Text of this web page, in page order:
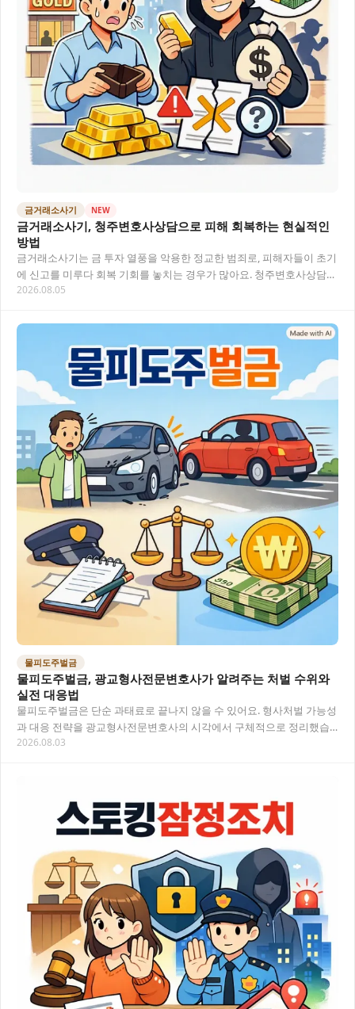
금거래소사기 NEW
금거래소사기, 청주변호사상담으로 피해 회복하는 현실적인
방법
금거래소사기는 금 투자 열풍을 악용한 정교한 범죄로, 피해자들이 초기
에 신고를 미루다 회복 기회를 놓치는 경우가 많아요. 청주변호사상담을
통해 피해 유형부터 법적 대응 전략까지 구…
2026.08.05
물피도주벌금
물피도주벌금, 광교형사전문변호사가 알려주는 처벌 수위와
실전 대응법
물피도주벌금은 단순 과태료로 끝나지 않을 수 있어요. 형사처벌 가능성
과 대응 전략을 광교형사전문변호사의 시각에서 구체적으로 정리했습
니다. 목차 물피도주벌금이란? 법적 정의부터 짚어…
2026.08.03